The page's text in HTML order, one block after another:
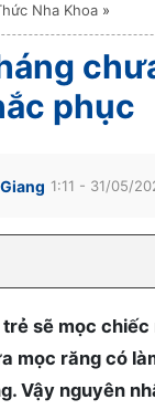
Nha Khoa »
phục
1:11 - 31/05/
sẽ mọc chiếc
mọc răng có
Vậy nguyên